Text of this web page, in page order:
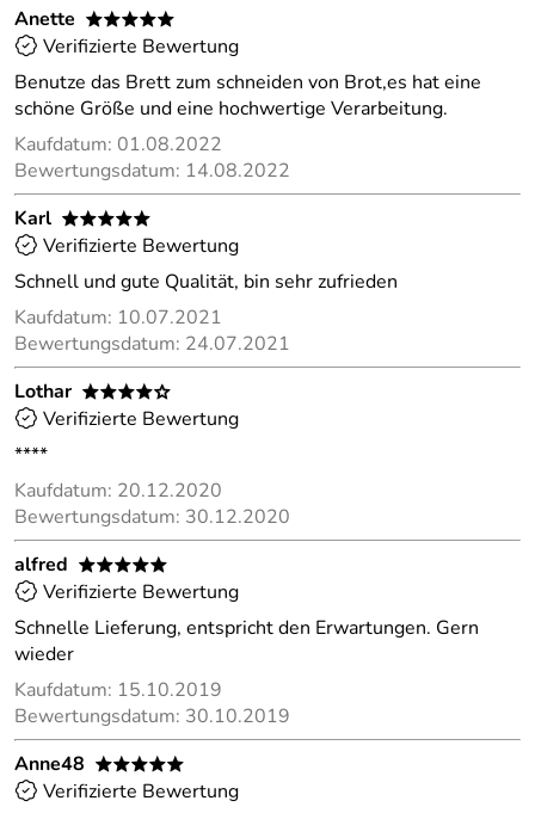
Anette
*****
Verifizierte Bewertung
Benutze das Brett zum schneiden von Brot,es hat eine
schöne Größe und eine hochwertige Verarbeitung.
Kaufdatum: 01.08.2022
Bewertungsdatum: 14.08.2022
Karl
*****
Verifizierte Bewertung
Schnell und gute Qualität, bin sehr zufrieden
Kaufdatum: 10.07.2021
Bewertungsdatum: 24.07.2021
Lothar
****o
Verifizierte Bewertung
****
Kaufdatum: 20.12.2020
Bewertungsdatum: 30.12.2020
alfred
*****
Verifizierte Bewertung
Schnelle Lieferung, entspricht den Erwartungen. Gern
wieder
Kaufdatum: 15.10.2019
Bewertungsdatum: 30.10.2019
Anne48
*****
Verifizierte Bewertung